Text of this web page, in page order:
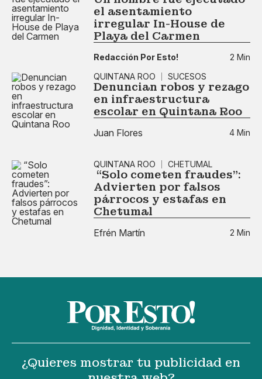
el asentamiento
irregular In-House de
Playa del Carmen
Redacción Por Esto!
2 Min
QUINTANA ROO
SUCESOS
Denuncian robos y rezago
en infraestructura
escolar en Quintana Roo
Juan Flores 4 Min
QUINTANA ROO CHETUMAL
“Solo cometen fraudes”:
Advierten por falsos
párrocos y estafas en
Chetumal
Efrén Martín 2 Min
¿Quieres mostrar tu publicidad en